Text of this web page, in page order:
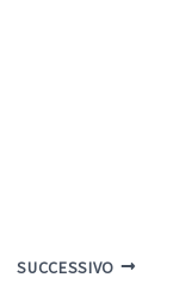
SUCCESSIVO